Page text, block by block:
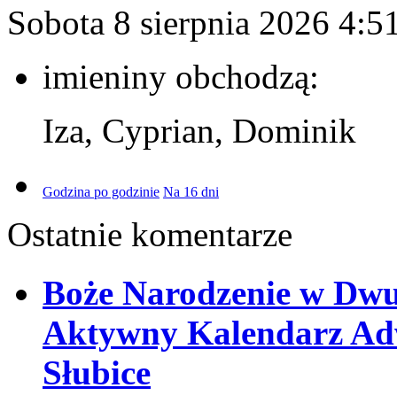
Sobota 8 sierpnia 2026
imieniny obchodzą:
Iza, Cyprian, Dominik
Godzina po godzinie Na 16 dni
Ostatnie komentarze
Boże Narodzenie w
Aktywny Kalendarz
Słubice